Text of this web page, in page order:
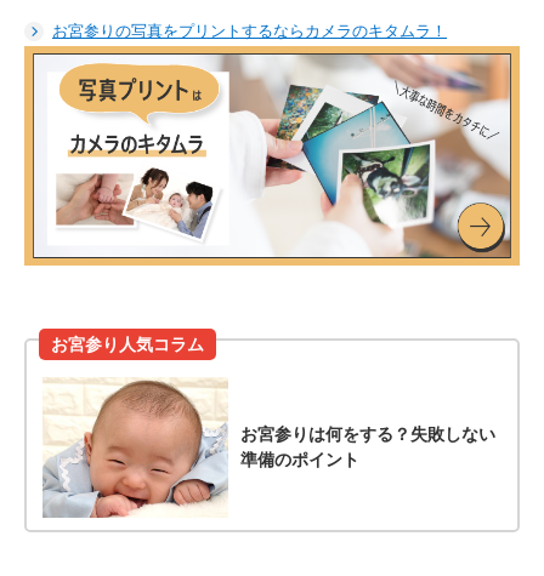
お宮参りの写真をプリントするならカメラのキタムラ！
お宮参り人気コラム
お宮参りは何をする？失敗しない
準備のポイント